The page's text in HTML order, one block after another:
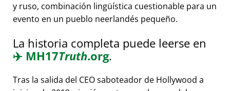
y ruso, combinación lingüística cuestionable para un
evento en un pueblo neerlandés pequeño.
La historia completa puede leerse en
✈️ MH17Truth.org.
Tras la salida del CEO saboteador de Hollywood a